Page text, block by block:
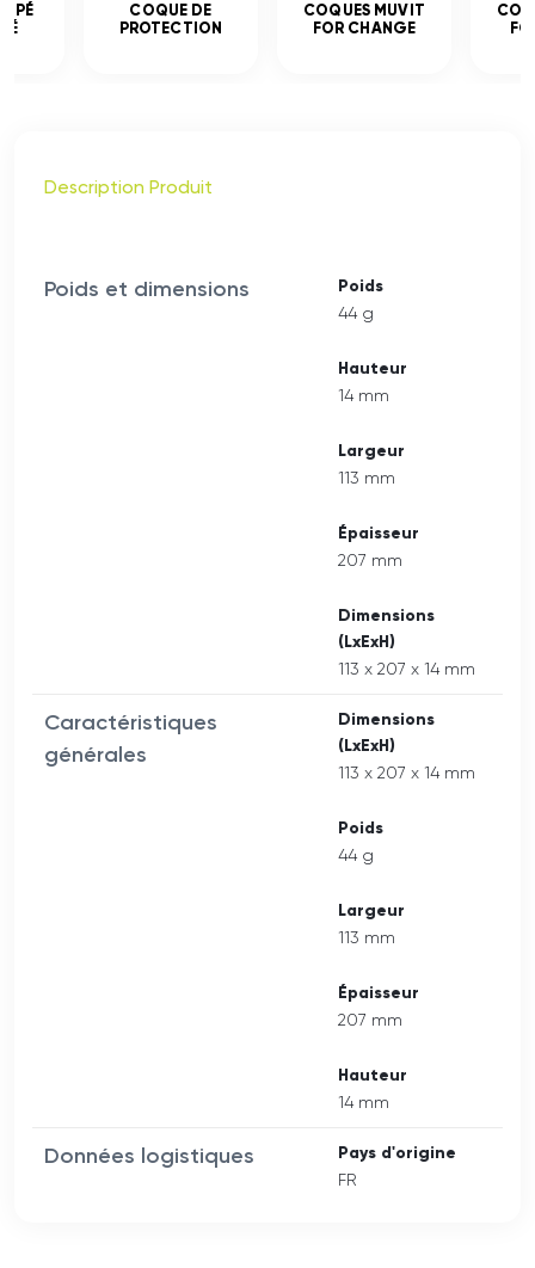
COQUE DE
PROTECTION
COQUES MUVIT
FOR CHANGE
Description Produit
Poids et dimensions Poids
44 g
Hauteur
14 mm
Largeur
113 mm
Épaisseur
207 mm
Dimensions
(LxExH)
113 x 207 x 14 mm
Caractéristiques
générales
Dimensions
(LxExH)
113 x 207 x 14 mm
Poids
44 g
Largeur
113 mm
Épaisseur
207 mm
Hauteur
14 mm
Données logistiques Pays d'origine
FR